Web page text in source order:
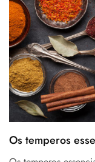
Os temperos